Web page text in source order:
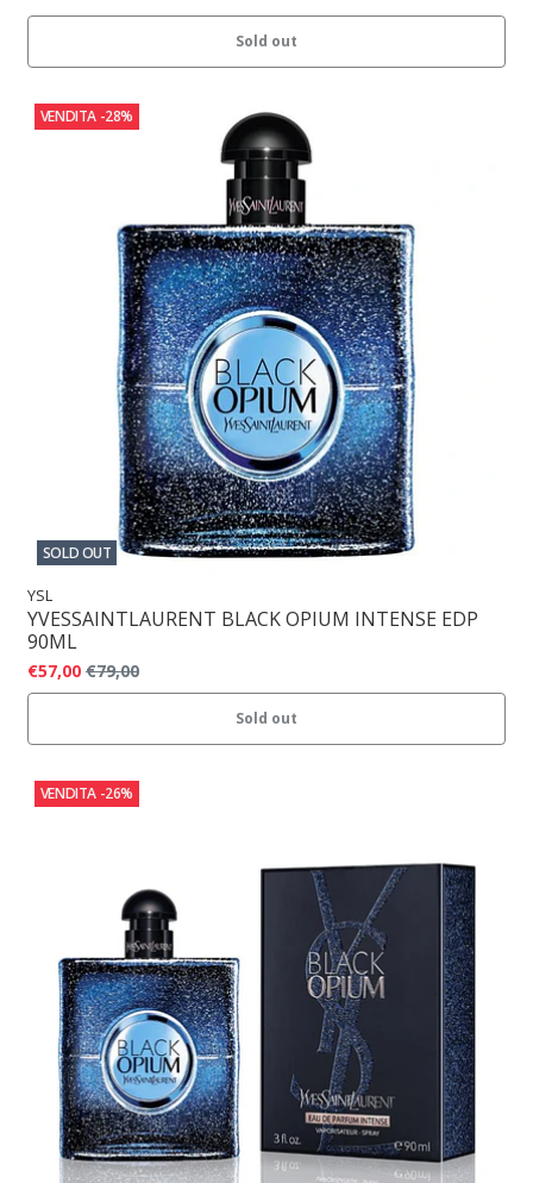
Sold out
VENDITA -28%
SOLD OUT
YSL
YVESSAINTLAURENT BLACK OPIUM INTENSE EDP
90ML
€57,00 €79,00
Sold out
VENDITA -26%